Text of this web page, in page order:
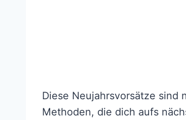
Diese Neujahrsvorsätze sind
Methoden, die dich aufs